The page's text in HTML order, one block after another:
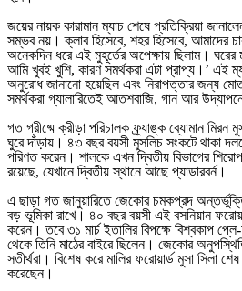
জয়ের নায়ক কারামান ম্যাচ শেষে প্রতিক্রিয়া
সম্ভব নয়। ক্লাব হিসেবে, শহর হিসেবে, আমাদের
অনেকদিন ধরে এই মুহূর্তের অপেক্ষায় ছিলাম। ঘরের
আমি খুবই খুশি, কারণ সমর্থকরা এটা প্রাপ্য।’ এই
অনুরোধ জানানো হয়েছিল এবং নিরাপত্তার জন্য
সমর্থকরা গ্যালারিতেই আতশবাজি, গান আর
গত গ্রীষ্মে ক্রীড়া পরিচালক ফ্র্যাঙ্ক ব্যোমান মিরন
ঘুরে দাঁড়ায়। ৪৩ বছর বয়সী মুসলিচ সংকটে থাকা
পরিণত করেন। শালকে এখন দ্বিতীয় বিভাগের
রয়েছে, যেখানে দ্বিতীয় স্থানে আছে প্যাডারবর্ন।
এ ছাড়া গত জানুয়ারিতে জেকোর চমকপ্রদ
বড় ভূমিকা রাখে। ৪০ বছর বয়সী এই বসনিয়ান
করেন। তবে ৩১ মার্চ ইতালির বিপক্ষে বিশ্বকাপ
থেকে তিনি মাঠের বাইরে ছিলেন। জেকোর
সতীর্থরা। বিশেষ করে মালির ফরোয়ার্ড মুসা সিলা
করেছেন।